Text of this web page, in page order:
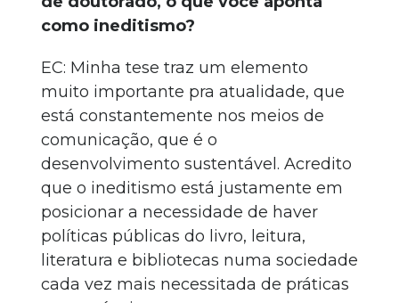
como ineditismo?
EC: Minha tese traz um elemento
muito importante pra atualidade, que
está constantemente nos meios de
comunicação, que é o
desenvolvimento sustentável. Acredito
que o ineditismo está justamente em
posicionar a necessidade de haver
políticas públicas do livro, leitura,
literatura e bibliotecas numa sociedade
cada vez mais necessitada de práticas